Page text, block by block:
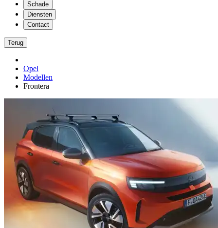
Schade
Diensten
Contact
Terug
Opel
Modellen
Frontera